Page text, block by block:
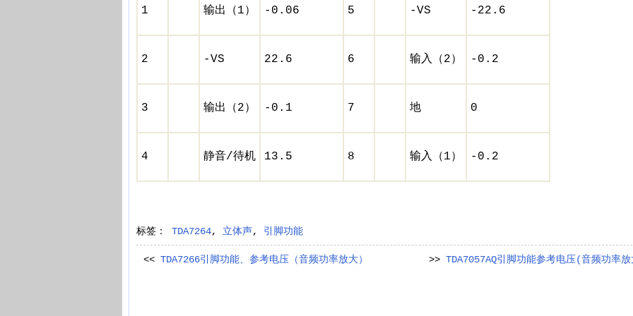
1 输出（1） -0.06 5 -VS -22.6
2 -VS 22.6 6 输入（2） -0.2
3 输出（2） -0.1 7 地 0
4 静音/待机 13.5 8 输入（1） -0.2
标签：TDA7264, 立体声, 引脚功能
<<TDA7266引脚功能、参考电压（音频功率放大） >>TDA7057AQ引脚功能参考电压(音频功率